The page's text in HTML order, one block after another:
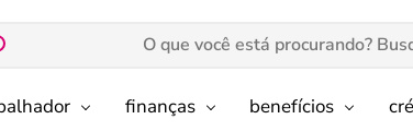
finanças benefícios